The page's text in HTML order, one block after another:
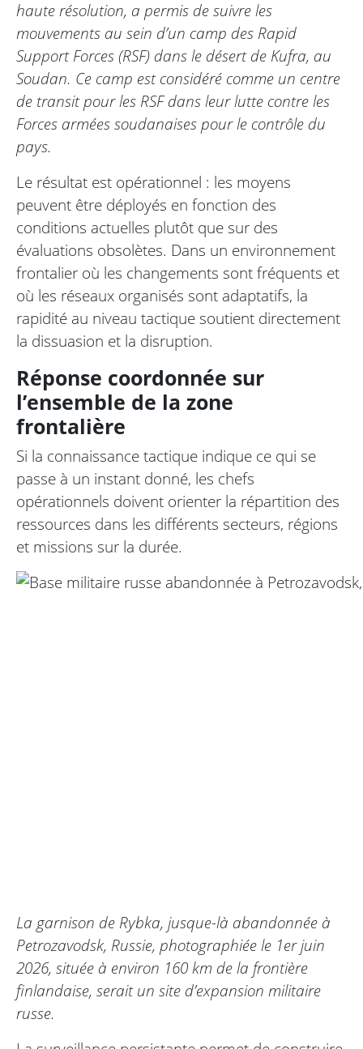
haute résolution, a permis de suivre les
mouvements au sein d’un camp des Rapid
Support Forces (RSF) dans le désert de Kufra, au
Soudan. Ce camp est considéré comme un centre
de transit pour les RSF dans leur lutte contre les
Forces armées soudanaises pour le contrôle du
pays.
Le résultat est opérationnel : les moyens
peuvent être déployés en fonction des
conditions actuelles plutôt que sur des
évaluations obsolètes. Dans un environnement
frontalier où les changements sont fréquents et
où les réseaux organisés sont adaptatifs, la
rapidité au niveau tactique soutient directement
la dissuasion et la disruption.
Réponse coordonnée sur
l’ensemble de la zone
frontalière
Si la connaissance tactique indique ce qui se
passe à un instant donné, les chefs
opérationnels doivent orienter la répartition des
ressources dans les différents secteurs, régions
et missions sur la durée.
La garnison de Rybka, jusque-là abandonnée à
Petrozavodsk, Russie, photographiée le 1er juin
2026, située à environ 160 km de la frontière
finlandaise, serait un site d’expansion militaire
russe.